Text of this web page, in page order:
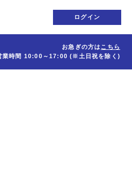
ログイン
お急ぎの方はこちら
業時間 10:00～17:00(※土日祝を除く)